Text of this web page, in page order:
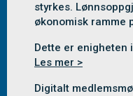
styrkes.
økonomisk ramme
Dette er enigheten
Les mer >
Digitalt